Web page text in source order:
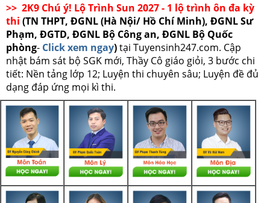
>> 2K9 Chú ý! Lộ Trình Sun 2027 - 1 lộ trình ôn đa kỳ
thi (TN THPT, ĐGNL (Hà Nội/ Hồ Chí Minh), ĐGNL Sư
Phạm, ĐGTD, ĐGNL Bộ Công an, ĐGNL Bộ Quốc
phòng- Click xem ngay)tại Tuyensinh247.com. Cập
nhật bám sát bộ SGK mới, Thầy Cô giáo giỏi, 3 bước chi
tiết: Nền tảng lớp 12; Luyện thi chuyên sâu; Luyện đề đủ
dạng đáp ứng mọi kì thi.